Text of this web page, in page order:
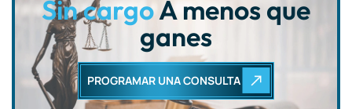
Sin cargoA menos que
ganes
PROGRAMAR UNA CONSULTA